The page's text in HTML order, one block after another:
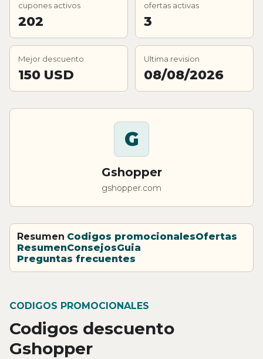
cupones activos
202
ofertas activas
3
Mejor descuento
150 USD
Ultima revision
08/08/2026
G
Gshopper
gshopper.com
Resumen Codigos promocionalesOfertas
ResumenConsejosGuia
Preguntas frecuentes
CODIGOS PROMOCIONALES
Codigos descuento
Gshopper